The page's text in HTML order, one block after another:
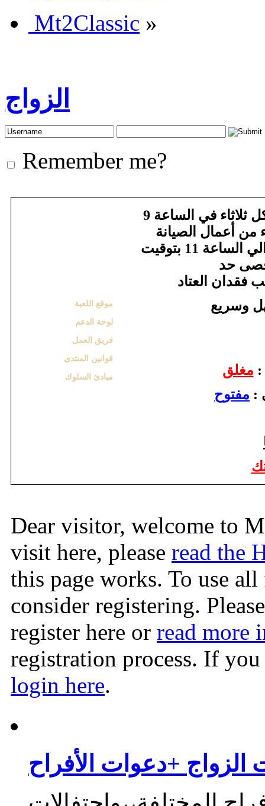
Mt2Classic »
الزواج
Remember me?
موقع اللعبة
لوحة الدعم
فريق العمل
قوانين المنتدى
مبادئ السلوك
يرجى الانتباه أن أعمال صيانة الخادم الأسبوعية تبدأ كل ثلاثاء في الساعة 9
من أعمال الصيانة
سيكون الخادم متوفراً للاستعمال من جديد، وذلك حوالي الساعة 11 بتوقيت
فقدان العتاد
: مغلق
: مفتوح
Dear visitor, welcome to
visit here, please read the
this page works. To use
consider registering.
register here or read more
registration process. If you
login here.
الزواج +دعوات الأفراح